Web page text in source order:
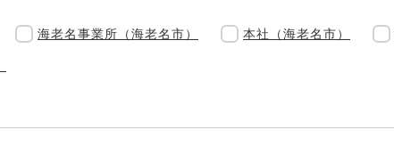
海老名事業所（海老名市） 本社（海老名市）